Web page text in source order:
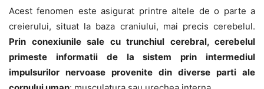
Acest fenomen este asigurat printre altele de o parte a
creierului, situat la baza craniului, mai precis cerebelul.
Prin conexiunile sale cu trunchiul cerebral, cerebelul
primeste informatii de la sistem prin intermediul
impulsurilor nervoase provenite din diverse parti ale